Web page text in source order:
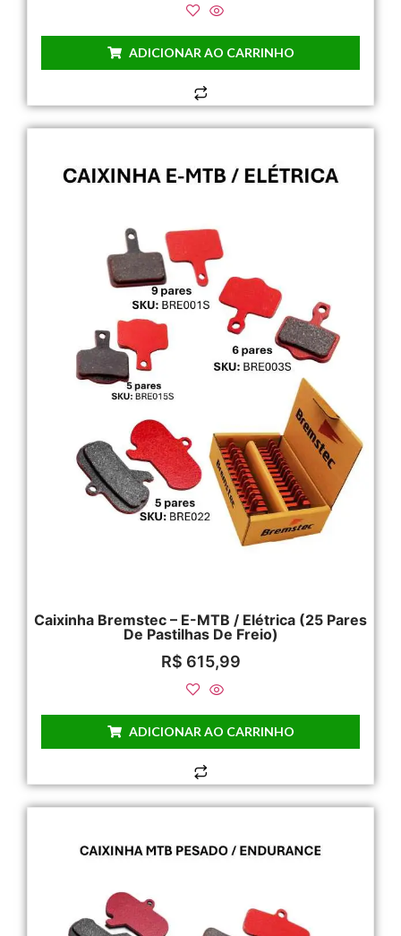
ADICIONAR AO CARRINHO
Caixinha Bremstec – E-MTB / Elétrica (25 Pares
De Pastilhas De Freio)
R$ 615,99
ADICIONAR AO CARRINHO